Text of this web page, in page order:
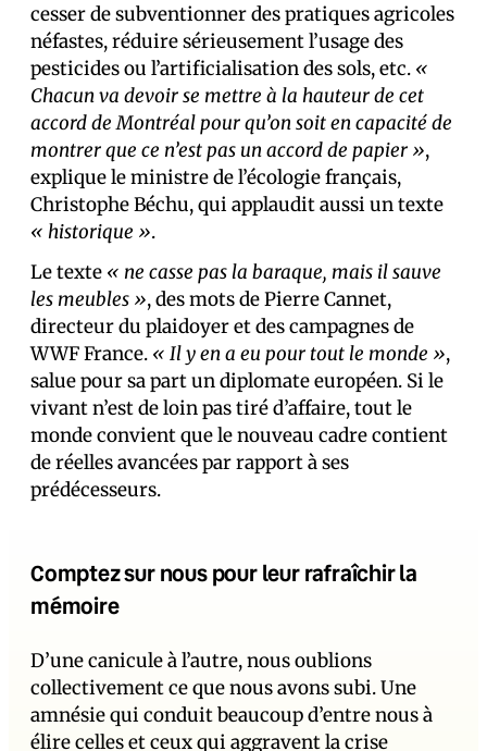
cesser de subventionner des pratiques agricoles
néfastes, réduire sérieusement l’usage des
pesticides ou l’artificialisation des sols, etc. «
Chacun va devoir se mettre à la hauteur de cet
accord de Montréal pour qu’on soit en capacité de
montrer que ce n’est pas un accord de papier »,
explique le ministre de l’écologie français,
Christophe Béchu, qui applaudit aussi un texte
« historique ».
Le texte « ne casse pas la baraque, mais il sauve
les meubles », des mots de Pierre Cannet,
directeur du plaidoyer et des campagnes de
WWF France. « Il y en a eu pour tout le monde »,
salue pour sa part un diplomate européen. Si le
vivant n’est de loin pas tiré d’affaire, tout le
monde convient que le nouveau cadre contient
de réelles avancées par rapport à ses
prédécesseurs.
Comptez sur nous pour leur rafraîchir la
mémoire
D’une canicule à l’autre, nous oublions
collectivement ce que nous avons subi. Une
amnésie qui conduit beaucoup d’entre nous à
élire celles et ceux qui aggravent la crise